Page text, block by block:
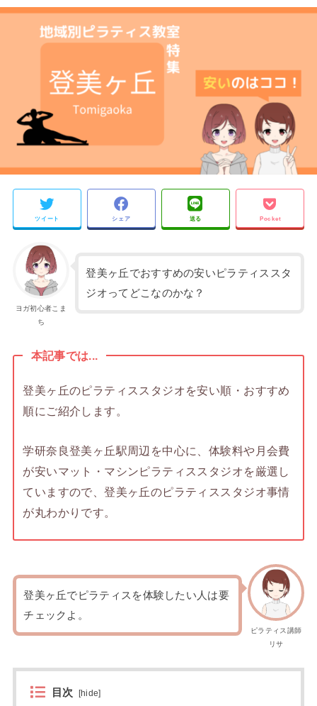
ツイート シェア 送る Pocket
ヨガ初心者こま
ち
登美ヶ丘でおすすめの安いピラティススタ
ジオってどこなのかな？
本記事では...
登美ヶ丘のピラティススタジオを安い順・おすすめ
順にご紹介します。
学研奈良登美ヶ丘駅周辺を中心に、体験料や月会費
が安いマット・マシンピラティススタジオを厳選し
ていますので、登美ヶ丘のピラティススタジオ事情
が丸わかりです。
ピラティス講師
リサ
登美ヶ丘でピラティスを体験したい人は要
チェックよ。
目次 [hide]